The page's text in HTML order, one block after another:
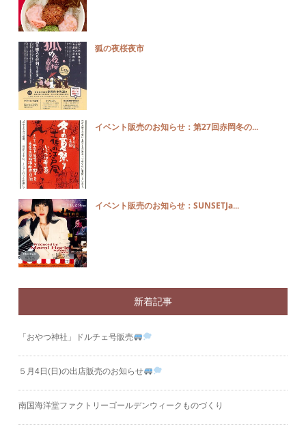
狐の夜桜夜市
イベント販売のお知らせ：第27回赤岡冬の...
イベント販売のお知らせ：SUNSETJa...
新着記事
「おやつ神社」ドルチェ号販売
５月4日(日)の出店販売のお知らせ
南国海洋堂ファクトリーゴールデンウィークものづくり